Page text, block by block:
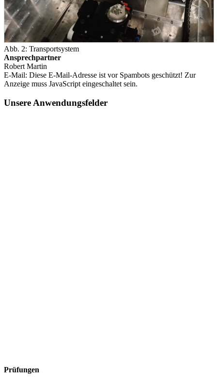
Abb. 2: Transportsystem
Ansprechpartner
Robert Martin
E-Mail: Diese E-Mail-Adresse ist vor Spambots geschützt! Zur
Anzeige muss JavaScript eingeschaltet sein.
Unsere Anwendungsfelder
Prüfungen